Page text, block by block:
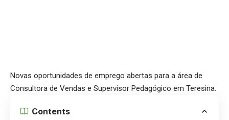
Novas oportunidades de emprego abertas para a área de
Consultora de Vendas e Supervisor Pedagógico em Teresina.
Contents